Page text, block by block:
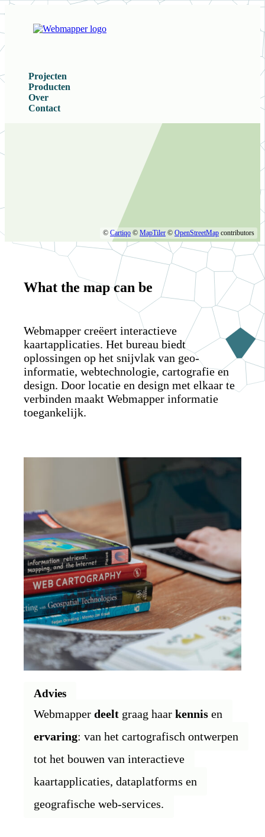
Projecten
Producten
Over
Contact
© Cartiqo © MapTiler © OpenStreetMap contributors
What the map can be
Webmapper creëert interactieve
kaartapplicaties. Het bureau biedt
oplossingen op het snijvlak van geo-
informatie, webtechnologie, cartografie en
design. Door locatie en design met elkaar te
verbinden maakt Webmapper informatie
toegankelijk.
Advies
Webmapper deelt graag haar kennis en
ervaring: van het cartografisch ontwerpen
tot het bouwen van interactieve
kaartapplicaties, dataplatforms en
geografische web-services.